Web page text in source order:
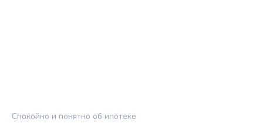
Спокойно и понятно об ипотеке